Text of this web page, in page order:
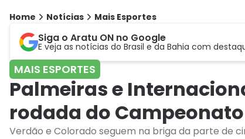
Home Notícias Mais Esportes
Siga o Aratu ON no Google
E veja as notícias do Brasil e da Bahia com
MAIS ESPORTES
Palmeiras e
rodada do
Verdão e Colorado seguem na briga da parte de